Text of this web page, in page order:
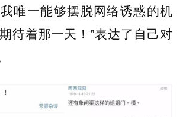
唯一能够摆脱网络诱惑的机
待着那一天！”表达了自己对